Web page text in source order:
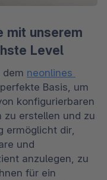
mit unserem
Level
dem neonlines
Basis, um
konfigurierbaren
zu erstellen und zu
ermöglicht dir,
und
anzulegen, zu
für ein